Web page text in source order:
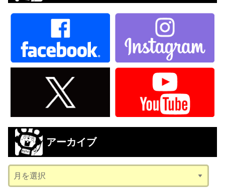
アーカイブ
ー